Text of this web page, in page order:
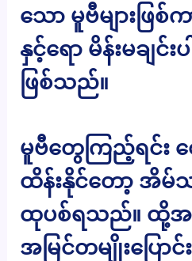
သော မူဗီများဖြစ်က
နှင့်ရော မိန်းမချင်
ဖြစ်သည်။
မူဗီတွေကြည့်ရင်း
ထိန်းနိုင်တော့ အိမ်သ
ထုပစ်ရသည်။ ထို့အ
အမြင်တမျိုးပြေ